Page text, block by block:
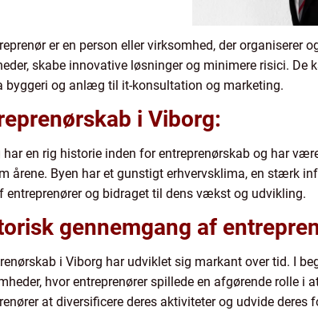
er en person eller virksomhed, der
skabe innovative løsninger og minimere risici.
byggeri og anlæg til it-konsultation og marketing.
i Viborg:
har en rig historie inden for entreprenørskab og har
årene. Byen har et gunstigt erhvervsklima, en stærk
entreprenører og bidraget til dens vækst og udvikling.
gennemgang af
i Viborg har udviklet sig markant over tid. I
hvor entreprenører spillede en afgørende rolle i
at diversificere deres aktiviteter og udvide